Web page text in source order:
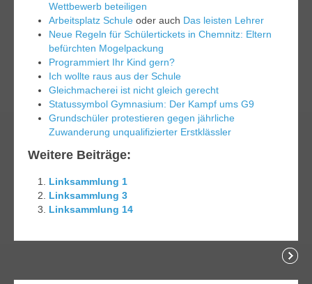
Wettbewerb beteiligen
Arbeitsplatz Schule oder auch Das leisten Lehrer
Neue Regeln für Schülertickets in Chemnitz: Eltern
befürchten Mogelpackung
Programmiert Ihr Kind gern?
Ich wollte raus aus der Schule
Gleichmacherei ist nicht gleich gerecht
Statussymbol Gymnasium: Der Kampf ums G9
Grundschüler protestieren gegen jährliche
Zuwanderung unqualifizierter Erstklässler
Weitere Beiträge:
Linksammlung 1
Linksammlung 3
Linksammlung 14
lesen